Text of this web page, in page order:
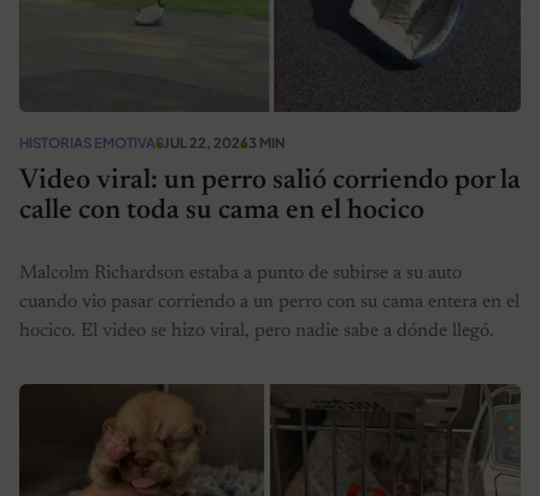
HISTORIAS EMOTIVASJUL 22, 20263 MIN
Video viral: un perro salió corriendo por la
calle con toda su cama en el hocico
Malcolm Richardson estaba a punto de subirse a su auto
cuando vio pasar corriendo a un perro con su cama entera en el
hocico. El video se hizo viral, pero nadie sabe a dónde llegó.